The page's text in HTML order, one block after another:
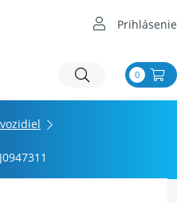
Prihlásenie
0